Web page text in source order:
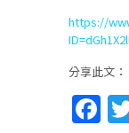
https://
分享此文：